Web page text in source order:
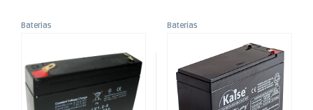
Baterias
Baterias
(151x65x94mm)